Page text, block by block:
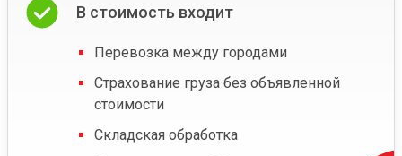
В стоимость входит
Перевозка между городами
Страхование груза без объявленной
стоимости
Складская обработка